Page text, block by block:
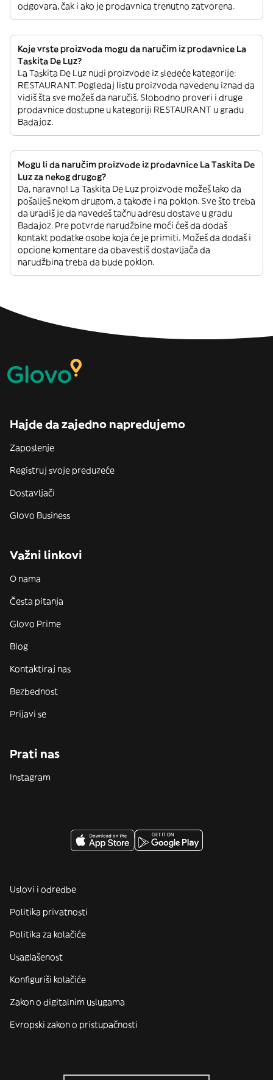
odgovara, čak i ako je prodavnica trenutno zatvorena.
Koje vrste proizvoda mogu da naručim iz prodavnice La
Taskita De Luz?
La Taskita De Luz nudi proizvode iz sledeće kategorije:
RESTAURANT. Pogledaj listu proizvoda navedenu iznad da
vidiš šta sve možeš da naručiš. Slobodno proveri i druge
prodavnice dostupne u kategoriji RESTAURANT u gradu
Badajoz.
Mogu li da naručim proizvode iz prodavnice La Taskita De
Luz za nekog drugog?
Da, naravno! La Taskita De Luz proizvode možeš lako da
pošalješ nekom drugom, a takođe i na poklon. Sve što treba
da uradiš je da navedeš tačnu adresu dostave u gradu
Badajoz. Pre potvrde narudžbine moći ćeš da dodaš
kontakt podatke osobe koja će je primiti. Možeš da dodaš i
opcione komentare da obavestiš dostavljača da
narudžbina treba da bude poklon.
Hajde da zajedno napredujemo
Zaposlenje
Registruj svoje preduzeće
Dostavljači
Glovo Business
Važni linkovi
O nama
Česta pitanja
Glovo Prime
Blog
Kontaktiraj nas
Bezbednost
Prijavi se
Prati nas
Instagram
Uslovi i odredbe
Politika privatnosti
Politika za kolačiće
Usaglašenost
Konfiguriši kolačiće
Zakon o digitalnim uslugama
Evropski zakon o pristupačnosti